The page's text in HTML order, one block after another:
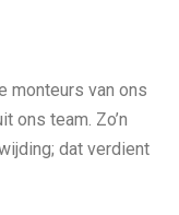
monteurs van ons
ons team. Zo’n
dat verdient